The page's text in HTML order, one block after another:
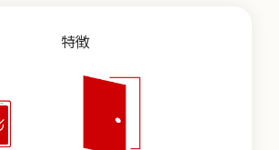
特徴